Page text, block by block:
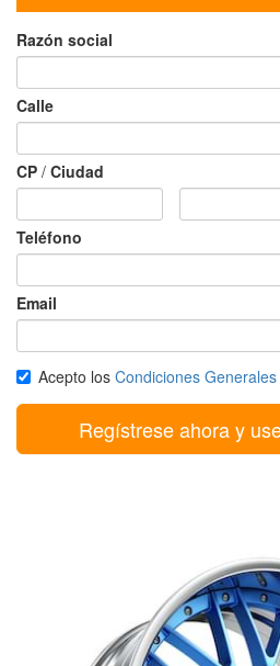
Razón social
Calle
CP / Ciudad
Teléfono
Email
Acepto los Condiciones Generales